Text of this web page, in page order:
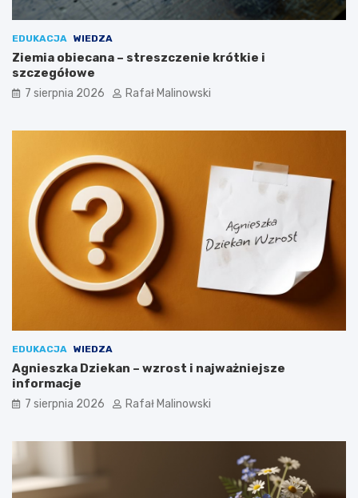
EDUKACJA WIEDZA
Ziemia obiecana – streszczenie krótkie i
szczegółowe
7 sierpnia 2026 Rafał Malinowski
EDUKACJA WIEDZA
Agnieszka Dziekan – wzrost i najważniejsze
informacje
7 sierpnia 2026 Rafał Malinowski